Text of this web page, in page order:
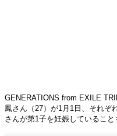
GENERATIONS from EXILE
鳳さん（27）が1月1日、それぞ
さんが第1子を妊娠していること